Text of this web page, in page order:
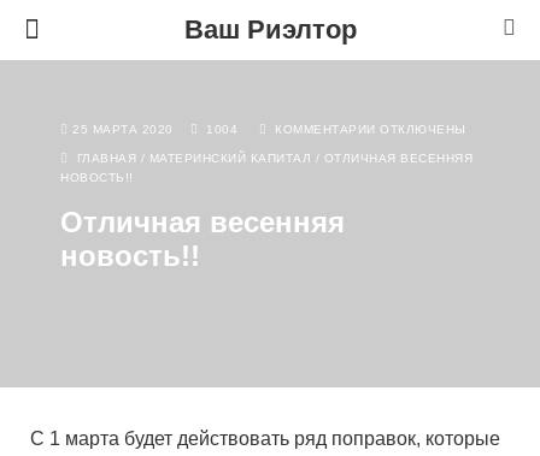
Ваш Риэлтор
25 МАРТА 2020 1004 КОММЕНТАРИИ ОТКЛЮЧЕНЫ
ГЛАВНАЯ / МАТЕРИНСКИЙ КАПИТАЛ / ОТЛИЧНАЯ ВЕСЕННЯЯ
НОВОСТЬ!!
Отличная весенняя
новость!!
С 1 марта будет действовать ряд поправок, которые